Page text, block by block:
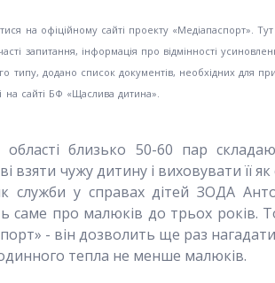
на офіційному сайті проекту «Медіапаспорт».
запитання, інформація про відмінності
типу, додано список документів, необхідних для
на сайті БФ «Щаслива дитина».
області близько 50-60 пар
взяти чужу дитину і виховувати її
служби у справах дітей ЗОДА
саме про малюків до трьох років.
- він дозволить ще раз
тепла не менше малюків.